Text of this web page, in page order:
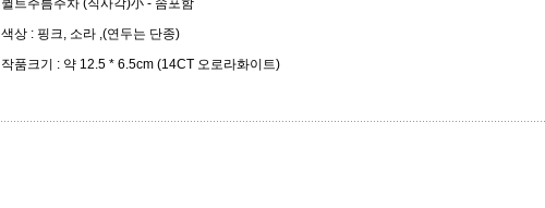
퀼트주름주차 (직사각)小 - 솜포함
색상 : 핑크, 소라 ,(연두는 단종)
작품크기 : 약 12.5 * 6.5cm (14CT 오로라화이트)